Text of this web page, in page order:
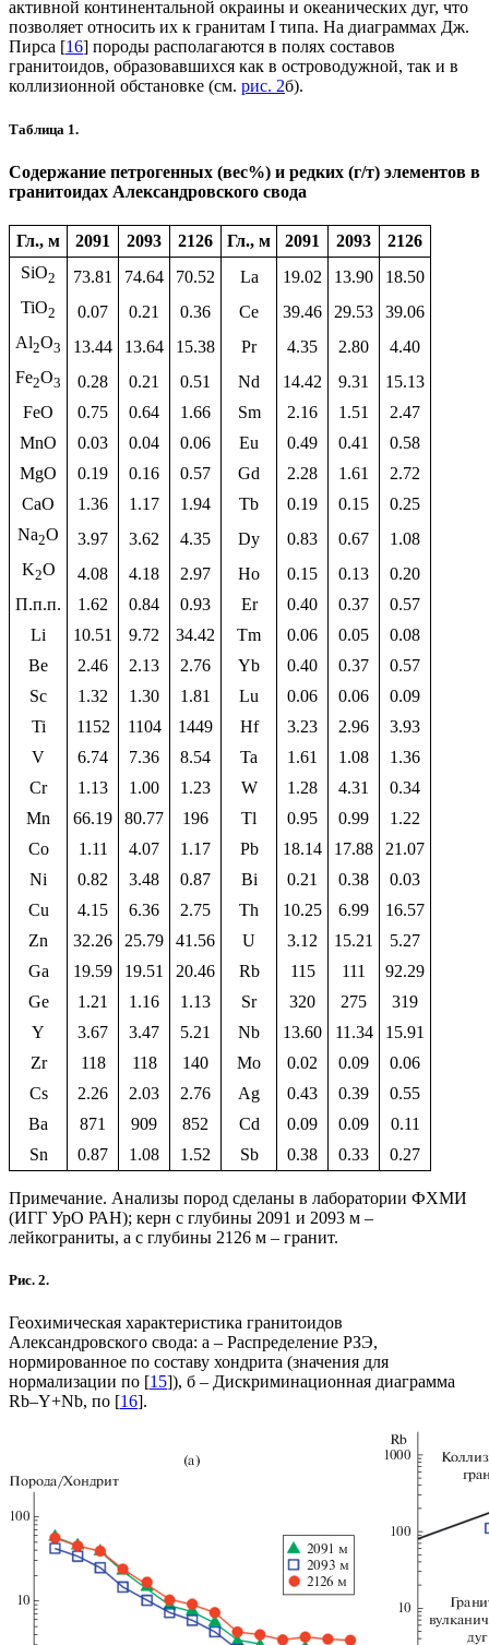
активной континентальной окраины и океанических дуг, что
позволяет относить их к гранитам I типа. На диаграммах Дж.
Пирса [16] породы располагаются в полях составов
гранитоидов, образовавшихся как в островодужной, так и в
коллизионной обстановке (см. рис. 2б).
Таблица 1.
Содержание петрогенных (вес%) и редких (г/т) элементов в
гранитоидах Александровского свода
Гл., м 2091 2093 2126 Гл., м 2091 2093
2126
SiO2 73.81 74.64 70.52 La 19.02 13.90
18.50
TiO2 0.07 0.21 0.36 Ce 39.46 29.53
39.06
Al2O3 13.44 13.64 15.38 Pr 4.35 2.80
4.40
Fe2O3 0.28 0.21 0.51 Nd 14.42 9.31
15.13
FeO
0.75 0.64 1.66 Sm 2.16 1.51
2.47
MnO
0.03 0.04 0.06 Eu 0.49 0.41
0.58
MgO
0.19 0.16 0.57 Gd 2.28 1.61
2.72
CaO
1.36 1.17 1.94 Tb 0.19 0.15
0.25
Na2O 3.97 3.62 4.35 Dy 0.83 0.67
1.08
K2O 4.08 4.18 2.97 Ho 0.15 0.13
0.20
П.п.п.
1.62 0.84 0.93 Er 0.40 0.37
0.57
Li
10.51 9.72 34.42 Tm 0.06 0.05
0.08
Be
2.46 2.13 2.76 Yb 0.40 0.37
0.57
Sc
1.32 1.30 1.81 Lu 0.06 0.06
0.09
Ti
1152 1104 1449 Hf 3.23 2.96
3.93
V
6.74 7.36 8.54 Ta 1.61 1.08
1.36
Cr
1.13 1.00 1.23 W 1.28 4.31
0.34
Mn
66.19 80.77 196 Tl 0.95 0.99
1.22
Co
1.11 4.07 1.17 Pb 18.14 17.88
21.07
Ni
0.82 3.48 0.87 Bi 0.21 0.38
0.03
Cu
4.15 6.36 2.75 Th 10.25 6.99
16.57
Zn
32.26 25.79 41.56 U 3.12 15.21
5.27
Ga
19.59 19.51 20.46 Rb 115 111
92.29
Ge
1.21 1.16 1.13 Sr 320 275
319
Y
3.67 3.47 5.21 Nb 13.60 11.34
15.91
Zr
118 118 140 Mo 0.02 0.09
0.06
Cs
2.26 2.03 2.76 Ag 0.43 0.39
0.55
Ba
871 909 852 Cd 0.09 0.09
0.11
Sn
0.87 1.08 1.52 Sb 0.38 0.33 0.27
Примечание. Анализы пород сделаны в лаборатории ФХМИ
(ИГГ УрО РАН); керн с глубины 2091 и 2093 м –
лейкограниты, а с глубины 2126 м – гранит.
Рис. 2.
Геохимическая характеристика гранитоидов
Александровского свода: а – Распределение РЗЭ,
нормированное по составу хондрита (значения для
нормализации по [15]), б – Дискриминационная диаграмма
Rb–Y+Nb, по [16].